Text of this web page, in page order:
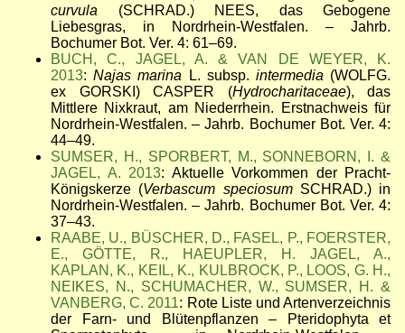
curvula (SCHRAD.) NEES, das Gebogene
Liebesgras, in Nordrhein-Westfalen. – Jahrb.
Bochumer Bot. Ver. 4: 61–69.
BUCH, C., JAGEL, A. & VAN DE WEYER, K.
2013:Najas marina L. subsp. intermedia (WOLFG.
ex GORSKI) CASPER (Hydrocharitaceae), das
Mittlere Nixkraut, am Niederrhein. Erstnachweis für
Nordrhein-Westfalen. – Jahrb. Bochumer Bot. Ver. 4:
44–49.
SUMSER, H., SPORBERT, M., SONNEBORN, I. &
JAGEL, A. 2013: Aktuelle Vorkommen der Pracht-
Königskerze (Verbascum speciosumSCHRAD.) in
Nordrhein-Westfalen. – Jahrb. Bochumer Bot. Ver. 4:
37–43.
RAABE, U., BÜSCHER, D., FASEL, P., FOERSTER,
E., GÖTTE, R., HAEUPLER, H. JAGEL, A.,
KAPLAN, K., KEIL, K., KULBROCK, P., LOOS, G. H.,
NEIKES, N., SCHUMACHER, W., SUMSER, H. &
VANBERG, C. 2011: Rote Liste und Artenverzeichnis
der Farn- und Blütenpflanzen – Pteridophyta et